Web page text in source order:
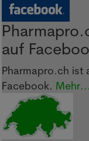
auf
Pharmapro.ch ist
Facebook.